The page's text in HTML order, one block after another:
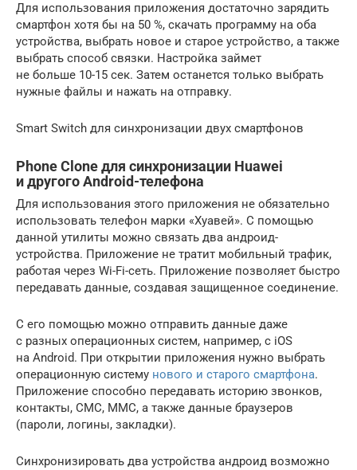
Для использования приложения достаточно зарядить
смартфон хотя бы на 50 %, скачать программу на оба
устройства, выбрать новое и старое устройство, а также
выбрать способ связки. Настройка займет
не больше 10-15 сек. Затем останется только выбрать
нужные файлы и нажать на отправку.
Smart Switch для синхронизации двух смартфонов
Phone Clone для синхронизации Huawei
и другого Android-телефона
Для использования этого приложения не обязательно
использовать телефон марки «Хуавей». С помощью
данной утилиты можно связать два андроид-
устройства. Приложение не тратит мобильный трафик,
работая через Wi-Fi-сеть. Приложение позволяет быстро
передавать данные, создавая защищенное соединение.
С его помощью можно отправить данные даже
с разных операционных систем, например, с iOS
на Android. При открытии приложения нужно выбрать
операционную систему нового и старого смартфона.
Приложение способно передавать историю звонков,
контакты, СМС, ММС, а также данные браузеров
(пароли, логины, закладки).
Синхронизировать два устройства андроид возможно